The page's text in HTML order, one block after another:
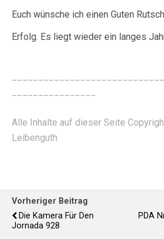
Euch wünsche ich einen Guten
Erfolg. Es liegt wieder ein langes
Alle Inhalte auf dieser Seite
Leibenguth
Vorheriger Beitrag
Die Kamera Für Den
Jornada 928
PDA